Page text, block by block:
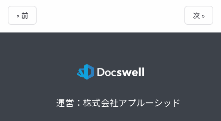
« 前 次 »
運営：株式会社アプルーシッド